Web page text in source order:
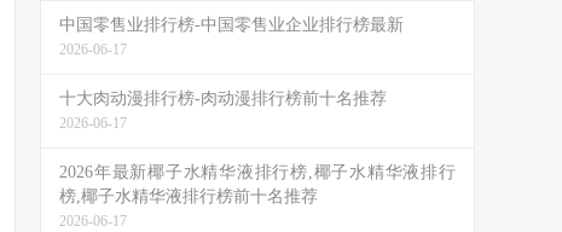
中国零售业排行榜-中国零售业企业排行榜最新
2026-06-17
十大肉动漫排行榜-肉动漫排行榜前十名推荐
2026-06-17
2026年最新椰子水精华液排行榜,椰子水精华液排行
榜,椰子水精华液排行榜前十名推荐
2026-06-17